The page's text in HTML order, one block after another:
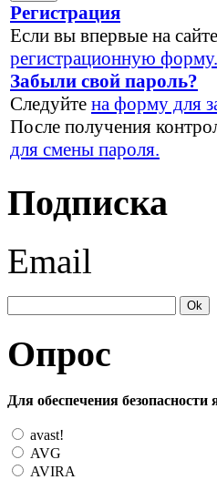
Регистрация
Если вы впервые на
регистрационную форму.
Забыли свой пароль?
Следуйте на форму для
После получения
для смены пароля.
Подписка
Email
Опрос
Для обеспечения безопасности
avast!
AVG
AVIRA